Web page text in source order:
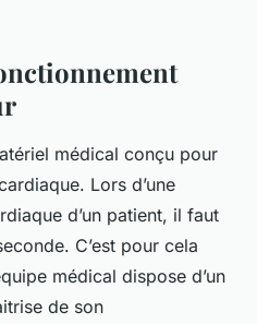
médical conçu pour
Lors d’une
d’un patient, il faut
C’est pour cela
médical dispose d’un
de son